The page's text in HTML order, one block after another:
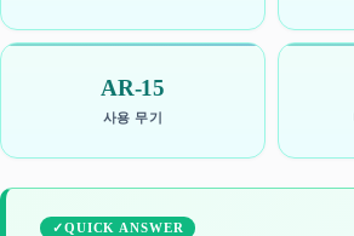
AR-15
사용 무기
QUICK ANSWER